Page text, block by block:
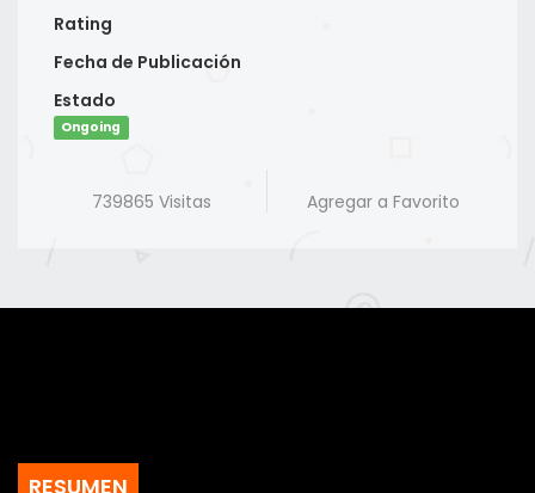
Rating
Fecha de Publicación
Estado
Ongoing
739865 Visitas Agregar a Favorito
RESUMEN